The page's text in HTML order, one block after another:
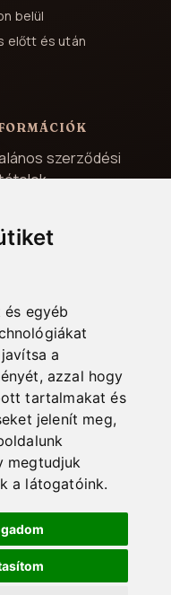
egyéb
a
azzal hogy
tartalmakat és
jelenít meg,
megtudjuk
a látogatóink.
belül
előtt és után
szerződési
és fizetés
követhető kézbesítés
elállási lehetőség